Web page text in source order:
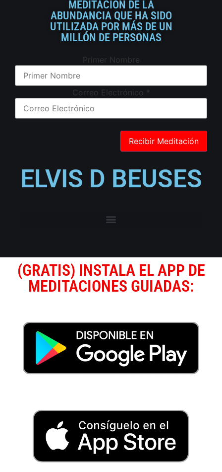
MEDITACIÓN DE LA
ABUNDANCIA QUE HA SIDO
UTILIZADA POR MÁS DE UN
MILLÓN DE PERSONAS
Primer Nombre
Correo Electrónico *
ELVIS D BEUSES
(GRATIS) INSTALA EL APP DE
MEDITACIONES GUIADAS: